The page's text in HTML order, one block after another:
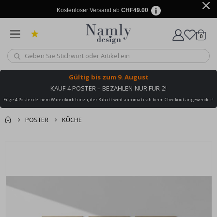
Kostenloser Versand ab CHF49.00
Wagen
0
Gültig bis zum 9. August
KAUF 4 POSTER – BEZAHLEN NUR FÜR 2!
Füge 4 Poster deinem Warenkorb hinzu, der Rabatt wird automatisch beim Checkout angewendet!
POSTER KÜCHE
Bildgalerie
springen